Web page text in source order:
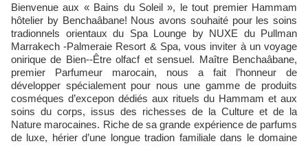
Bienvenue aux « Bains du Soleil », le tout premier Hammam
hôtelier by Benchaâbane! Nous avons souhaité pour les soins
tradionnels orientaux du Spa Lounge by NUXE du Pullman
Marrakech -Palmeraie Resort & Spa, vous inviter à un voyage
onirique de Bien-‐Être olfacf et sensuel. Maître Benchaâbane,
premier Parfumeur marocain, nous a fait l’honneur de
développer spécialement pour nous une gamme de produits
cosméques d’excepon dédiés aux rituels du Hammam et aux
soins du corps, issus des richesses de la Culture et de la
Nature marocaines. Riche de sa grande expérience de parfums
de luxe, hérier d’une longue tradion familiale dans le domaine